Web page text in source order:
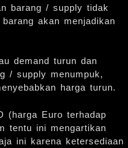
barang / supply tidak
akan menjadikan
demand turun dan
/ supply menumpuk,
harga turun.
(harga Euro terhadap
tentu ini mengartikan
ini karena ketersediaan